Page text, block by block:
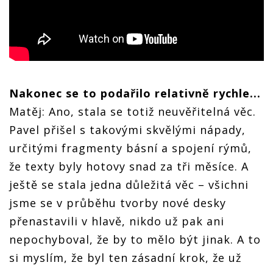
Nakonec se to podařilo relativně rychle...
Matěj: Ano, stala se totiž neuvěřitelná věc.
Pavel přišel s takovými skvělými nápady,
určitými fragmenty básní a spojení rýmů,
že texty byly hotovy snad za tři měsíce. A
ještě se stala jedna důležitá věc – všichni
jsme se v průběhu tvorby nové desky
přenastavili v hlavě, nikdo už pak ani
nepochyboval, že by to mělo být jinak. A to
si myslím, že byl ten zásadní krok, že už